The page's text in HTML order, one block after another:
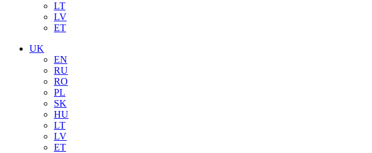
LT
LV
ET
UK
EN
RU
RO
PL
SK
HU
LT
LV
ET